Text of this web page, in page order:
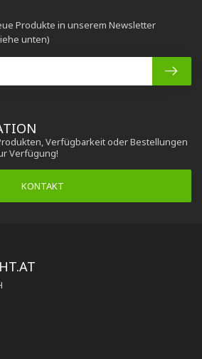
Verfügbarkeit oder Bestellungen
Verfügung!
KONTAKT
Produkte in unserem Newsletter
unten)